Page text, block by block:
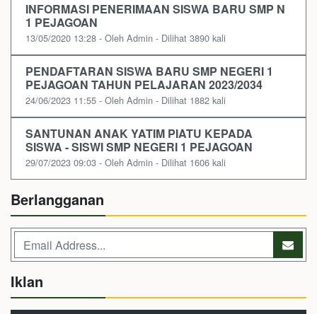
INFORMASI PENERIMAAN SISWA BARU SMP N
1 PEJAGOAN
13/05/2020 13:28 - Oleh Admin - Dilihat 3890 kali
PENDAFTARAN SISWA BARU SMP NEGERI 1
PEJAGOAN TAHUN PELAJARAN 2023/2034
24/06/2023 11:55 - Oleh Admin - Dilihat 1882 kali
SANTUNAN ANAK YATIM PIATU KEPADA
SISWA - SISWI SMP NEGERI 1 PEJAGOAN
29/07/2023 09:03 - Oleh Admin - Dilihat 1606 kali
Berlangganan
Iklan